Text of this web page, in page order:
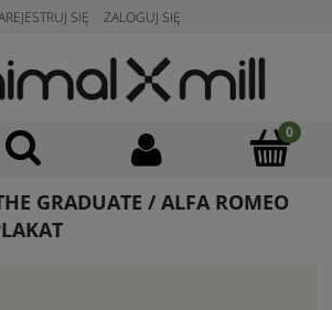
SIĘ ZALOGUJ SIĘ
GRADUATE / ALFA ROMEO